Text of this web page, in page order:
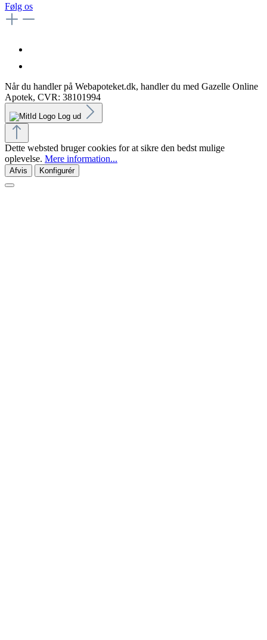
Følg os
Når du handler på Webapoteket.dk, handler du med Gazelle Online
Apotek, CVR: 38101994
Log ud
Dette websted bruger cookies for at sikre den bedst mulige
oplevelse. Mere information...
Afvis Konfigurér